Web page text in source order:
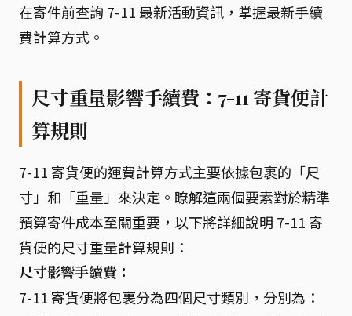
在寄件前查詢 7-11 最新活動資訊，掌握最新手續
費計算方式。
尺寸重量影響手續費：7-11 寄貨便計
算規則
7-11 寄貨便的運費計算方式主要依據包裹的「尺
寸」和「重量」來決定。瞭解這兩個要素對於精準
預算寄件成本至關重要，以下將詳細說明 7-11 寄
貨便的尺寸重量計算規則：
尺寸影響手續費：
7-11 寄貨便將包裹分為四個尺寸類別，分別為：